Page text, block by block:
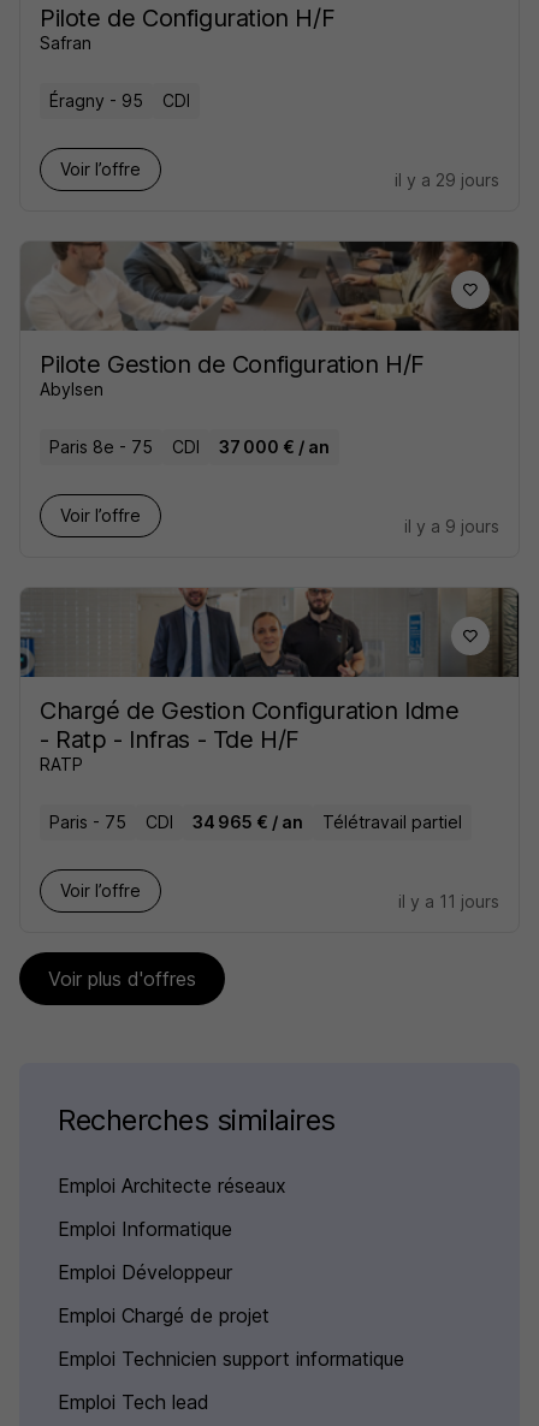
Pilote de Configuration H/F
Safran
Éragny - 95 CDI
Voir l’offre
il y a 29 jours
Pilote Gestion de Configuration H/F
Abylsen
Paris 8e - 75 CDI 37 000 € / an
Voir l’offre
il y a 9 jours
Chargé de Gestion Configuration Idme
- Ratp - Infras - Tde H/F
RATP
Paris - 75 CDI 34 965 € / an Télétravail partiel
Voir l’offre
il y a 11 jours
Voir plus d'offres
Recherches similaires
Emploi Architecte réseaux
Emploi Informatique
Emploi Développeur
Emploi Chargé de projet
Emploi Technicien support informatique
Emploi Tech lead